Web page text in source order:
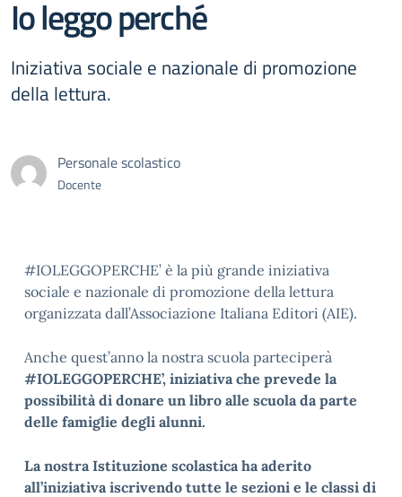
Io leggo perché
Iniziativa sociale e nazionale di promozione
della lettura.
Personale scolastico
Docente
#IOLEGGOPERCHE’ è la più grande iniziativa
sociale e nazionale di promozione della lettura
organizzata dall’Associazione Italiana Editori (AIE).
Anche quest’anno la nostra scuola parteciperà
#IOLEGGOPERCHE’, iniziativa che prevede la
possibilità di donare un libro alle scuola da parte
delle famiglie degli alunni.
La nostra Istituzione scolastica ha aderito
all’iniziativa iscrivendo tutte le sezioni e le classi di